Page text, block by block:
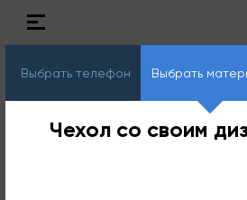
Выбрать телефон Выбрать
Чехол со своим